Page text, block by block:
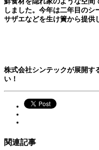
しました。今年は二年目のシ
サザエなどを生け簀から提供
株式会社シンテックが展開す
い！
関連記事